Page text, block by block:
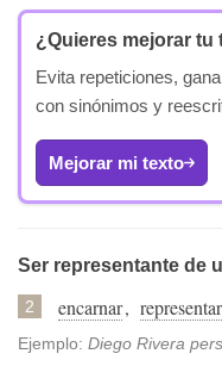
¿Quieres mejorar tu
Evita repeticiones,
con sinónimos y
Mejorar mi texto
Ser representante de
2 encarnar, representar
Ejemplo: Diego Rivera